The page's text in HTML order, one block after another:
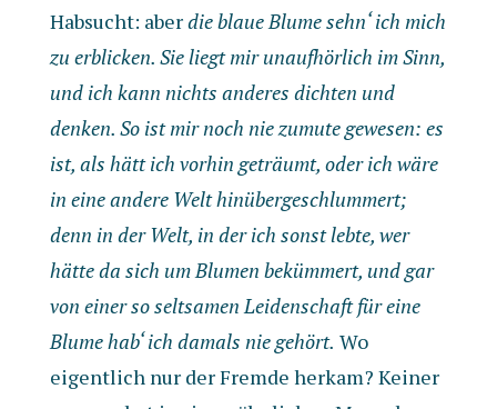
Habsucht: aberdie blaue Blume sehn‘ ich mich
zu erblicken. Sie liegt mir unaufhörlich im Sinn,
und ich kann nichts anderes dichten und
denken. So ist mir noch nie zumute gewesen: es
ist, als hätt ich vorhin geträumt, oder ich wäre
in eine andere Welt hinübergeschlummert;
denn in der Welt, in der ich sonst lebte, wer
hätte da sich um Blumen bekümmert, und gar
von einer so seltsamen Leidenschaft für eine
Blume hab‘ ich damals nie gehört. Wo
eigentlich nur der Fremde herkam? Keiner